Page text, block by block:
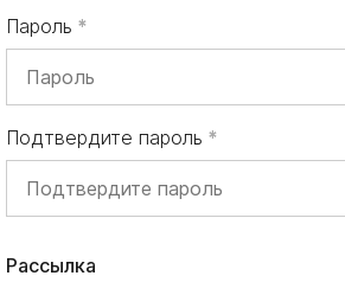
Пароль
Подтвердите пароль
Рассылка